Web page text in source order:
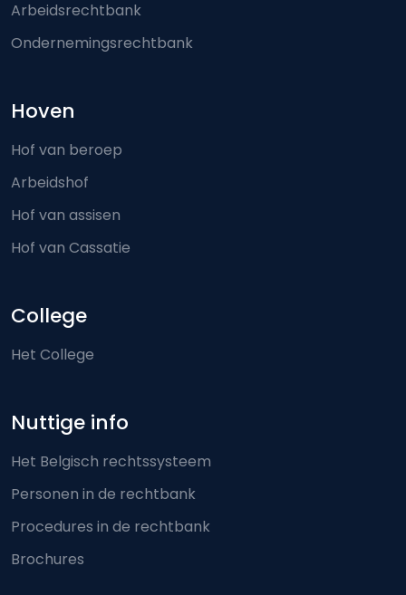
Arbeidsrechtbank
Ondernemingsrechtbank
Hoven
Hof van beroep
Arbeidshof
Hof van assisen
Hof van Cassatie
College
Het College
Nuttige info
Het Belgisch rechtssysteem
Personen in de rechtbank
Procedures in de rechtbank
Brochures